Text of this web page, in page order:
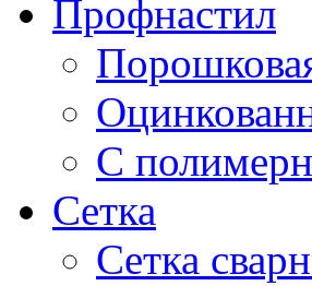
Профнастил
C
Сетка
Сетка